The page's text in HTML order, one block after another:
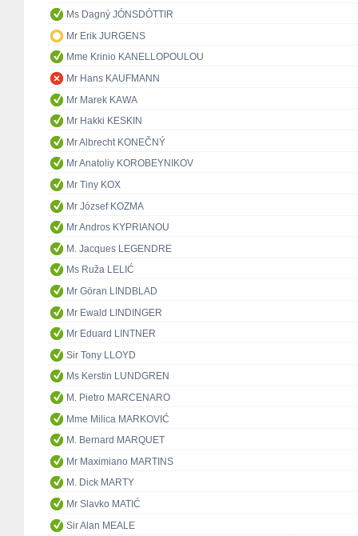
Ms Dagný JÓNSDÓTTIR
Mr Erik JURGENS
Mme Krinio KANELLOPOULOU
Mr Hans KAUFMANN
Mr Marek KAWA
Mr Hakki KESKIN
Mr Albrecht KONEČNÝ
Mr Anatoliy KOROBEYNIKOV
Mr Tiny KOX
Mr József KOZMA
Mr Andros KYPRIANOU
M. Jacques LEGENDRE
Ms Ruža LELIĆ
Mr Göran LINDBLAD
Mr Ewald LINDINGER
Mr Eduard LINTNER
Sir Tony LLOYD
Ms Kerstin LUNDGREN
M. Pietro MARCENARO
Mme Milica MARKOVIĆ
M. Bernard MARQUET
Mr Maximiano MARTINS
M. Dick MARTY
Mr Slavko MATIĆ
Sir Alan MEALE